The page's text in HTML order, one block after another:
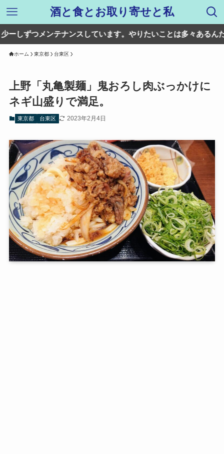
酒と食とお取り寄せと私
ンテナンスしています。やりたいことは多々あるんだけどね。
ホーム 東京都 台東区
上野「丸亀製麺」鬼おろし肉ぶっかけに
ネギ山盛りで満足。
東京都 台東区 2023年2月4日